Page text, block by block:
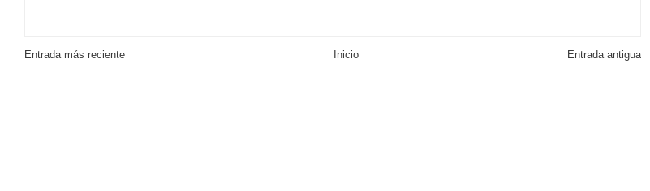
Entrada más reciente Entrada antigua
Inicio